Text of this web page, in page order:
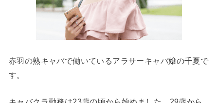
赤羽の熟キャバで働いているアラサーキャバ嬢の千夏で
す。